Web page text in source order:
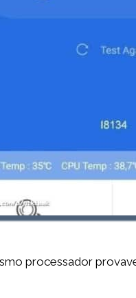
processador